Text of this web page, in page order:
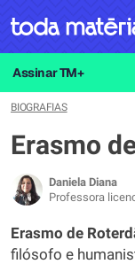
Assinar TM+
BIOGRAFIAS
Erasmo
Daniela Diana
Professora
Erasmo de
filósofo e